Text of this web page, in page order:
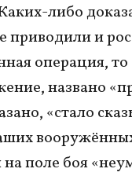
либо
приводили и
операция,
названо
«стало
поле боя